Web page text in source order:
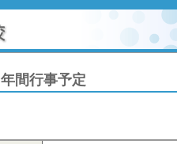
年間行事予定